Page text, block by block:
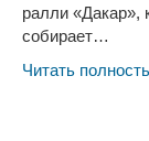
ралли «Дакар»,
собирает…
Читать